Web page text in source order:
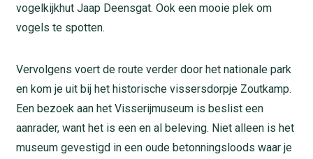
vogelkijkhut Jaap Deensgat. Ook een mooie plek om
vogels te spotten.
Vervolgens voert de route verder door het nationale park
en kom je uit bij het historische vissersdorpje Zoutkamp.
Een bezoek aan het Visserijmuseum is beslist een
aanrader, want het is een en al beleving. Niet alleen is het
museum gevestigd in een oude betonningsloods waar je